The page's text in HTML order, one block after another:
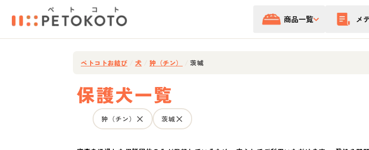
商品一覧 メ
ペトコトお結び 犬 狆（チン） 茨城
保護犬一覧
狆（チン） 茨城